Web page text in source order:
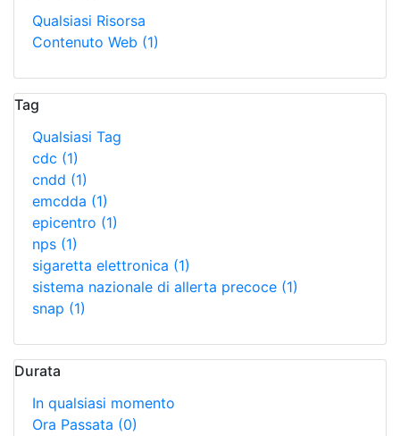
Qualsiasi Risorsa
Contenuto Web (1)
Tag
Qualsiasi Tag
cdc (1)
cndd (1)
emcdda (1)
epicentro (1)
nps (1)
sigaretta elettronica (1)
sistema nazionale di allerta precoce (1)
snap (1)
Durata
In qualsiasi momento
Ora Passata (0)